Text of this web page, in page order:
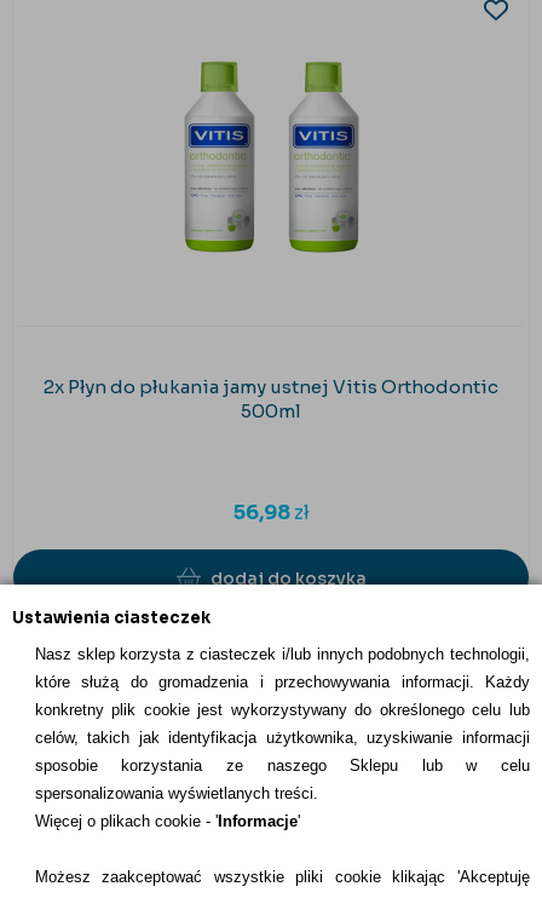
Ustawienia ciasteczek
Nasz sklep korzysta z ciasteczek i/lub innych podobnych technologii,
które służą do gromadzenia i przechowywania informacji. Każdy
konkretny plik cookie jest wykorzystywany do określonego celu lub
celów, takich jak identyfikacja użytkownika, uzyskiwanie informacji
sposobie korzystania ze naszego Sklepu lub w celu
spersonalizowania wyświetlanych treści.
Więcej o plikach cookie - 'Informacje'
Możesz zaakceptować wszystkie pliki cookie klikając 'Akceptuję
2x Płyn do płukania jamy ustnej Vitis Orthodontic
500ml
56,98zł
dodaj do koszyka
INFORMACJE KONTAKTOWE
Informacje
Dostawcy